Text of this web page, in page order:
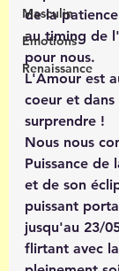
Masculin
Émotions
Renaissance
de la
au timing de
pour nous.
L'Amour est
coeur et dans
surprendre !
Nous nous
Puissance de
et de son
puissant
jusqu'au 23/
flirtant avec